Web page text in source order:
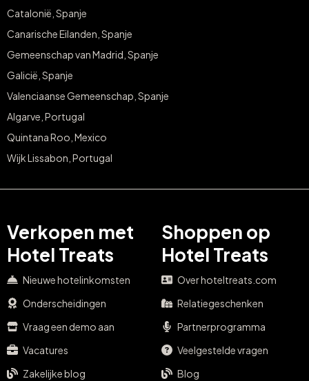
Catalonië, Spanje
Canarische Eilanden, Spanje
Gemeenschap van Madrid, Spanje
Galicië, Spanje
Valenciaanse Gemeenschap, Spanje
Algarve, Portugal
Quintana Roo, Mexico
Wijk Lissabon, Portugal
Verkopen met
Hotel Treats
Nieuwe hotelinkomsten
Onderscheidingen
Vraag een demo aan
Vacatures
Zakelijke blog
Shoppen op
Hotel Treats
Over hoteltreats.com
Relatiegeschenken
Partnerprogramma
Veelgestelde vragen
Blog